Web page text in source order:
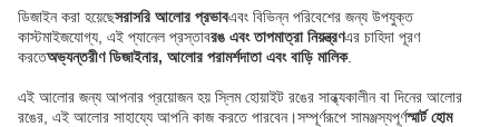
ডিজাইন করা হয়েছেসরাসরি আলোর প্রভাবএবং বিভিন্ন পরিবেশের জন্য উপযুক্ত
কাস্টমাইজযোগ্য, এই প্যানেল প্রস্তাবরঙ এবং তাপমাত্রা নিয়ন্ত্রণএর চাহিদা পূরণ
করতেঅভ্যন্তরীণ ডিজাইনার, আলোর পরামর্শদাতা এবং বাড়ি মালিক.
এই আলোর জন্য আপনার প্রয়োজন হয় স্লিম হোয়াইট রঙের সান্ধ্যকালীন বা দিনের আলোর
রঙের, এই আলোর সাহায্যে আপনি কাজ করতে পারবেন।সম্পূর্ণরূপে সামঞ্জস্যপূর্ণস্মার্ট হোম